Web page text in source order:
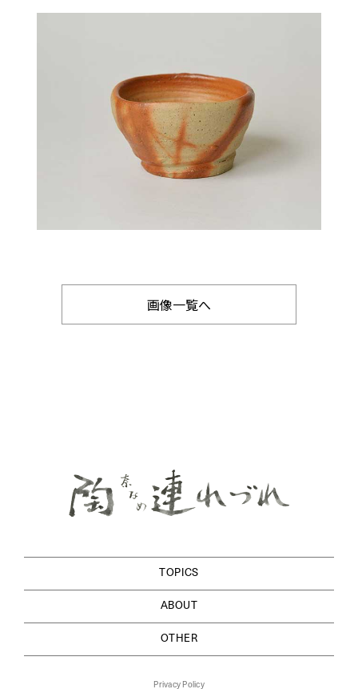
画像一覧へ
TOPICS
ABOUT
OTHER
Privacy Policy